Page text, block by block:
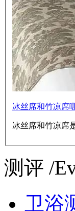
冰丝席和竹凉席
冰丝席和竹凉席
测评 /
卫浴